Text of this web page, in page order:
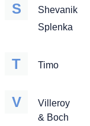
S
Shevanik
Splenka
T Timo
V
Villeroy
& Boch